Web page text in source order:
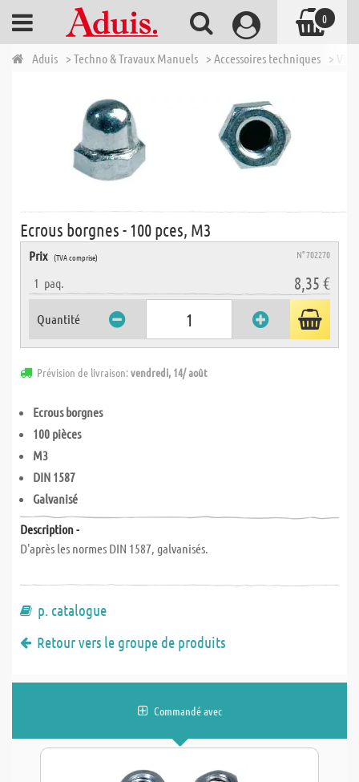
Aduis > Techno & Travaux Manuels > Accessoires techniques > Vis,
Ecrous borgnes - 100 pces, M3
Prix (TVA comprise) N° 702270
1 paq. 8,35 €
Quantité
Prévision de livraison:vendredi, 14/ août
Ecrous borgnes
100 pièces
M3
DIN 1587
Galvanisé
Description -
D'après les normes DIN 1587, galvanisés.
p. catalogue
Retour vers le groupe de produits
Commandé avec
0